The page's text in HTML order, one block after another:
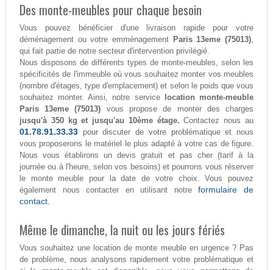
Des monte-meubles pour chaque besoin
Vous pouvez bénéficier d'une livraison rapide pour votre
déménagement ou votre emménagement Paris 13eme (75013),
qui fait partie de notre secteur d'intervention privilégié.
Nous disposons de différents types de monte-meubles, selon les
spécificités de l'immeuble où vous souhaitez monter vos meubles
(nombre d'étages, type d'emplacement) et selon le poids que vous
souhaitez monter. Ainsi, notre service
location monte-meuble
Paris 13eme (75013) vous propose de monter des charges
jusqu'à 350 kg et jusqu'au 10ème étage. Contactez nous au
01.78.91.33.33pour discuter de votre problématique et nous
vous proposerons le matériel le plus adapté à votre cas de figure.
Nous vous établirons un devis gratuit et pas cher (tarif à la
journée ou à l'heure, selon vos besoins) et pourrons vous réserver
le monte meuble pour la date de votre choix. Vous pouvez
également nous contacter en utilisant notreformulaire de
contact.
Même le dimanche, la nuit ou les jours fériés
Vous souhaitez une location de monte meuble en urgence ? Pas
de problème, nous analysons rapidement votre problématique et